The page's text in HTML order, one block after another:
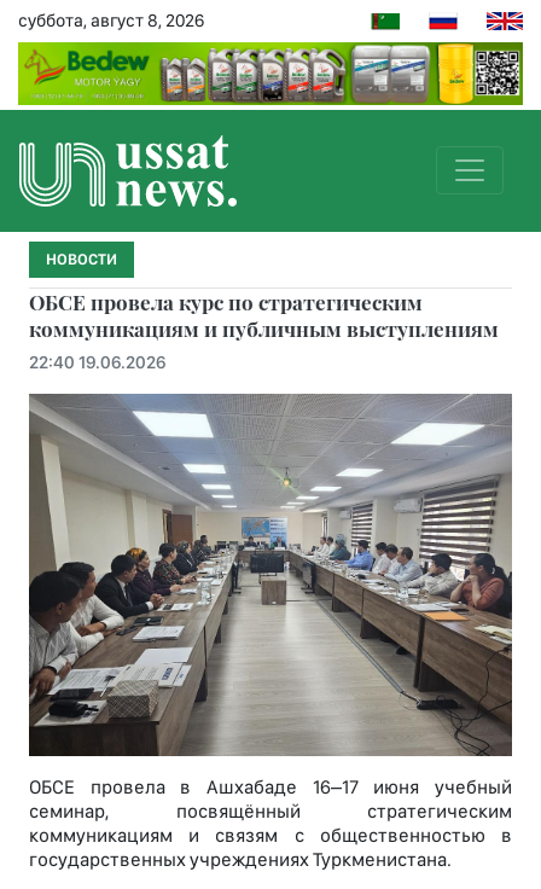
суббота, август 8, 2026
НОВОСТИ
ОБСЕ провела курс по стратегическим
коммуникациям и публичным выступлениям
22:40 19.06.2026
ОБСЕ провела в Ашхабаде 16–17 июня учебный
семинар, посвящённый стратегическим
коммуникациям и связям с общественностью в
государственных учреждениях Туркменистана.